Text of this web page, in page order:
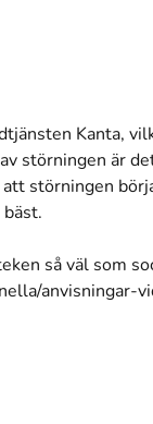
Kanta,
störningen är
störningen
så väl som
anvisningar-